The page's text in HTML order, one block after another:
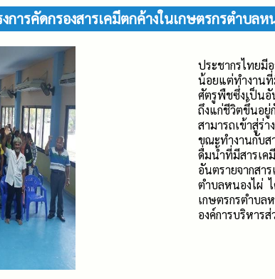
งการคัดกรองสารเคมีตกค้างในเกษตรกรตำบ
ประชากรไทยมี
น้อยแต่ทำงานที่
ศัตรูพืชซึ่งเป็นอั
ถึงแก่ชีวิตขึ้นอยู่
สามารถเข้าสู่ร่
ขณะทำงานกับส
ดื่มน้ำที่มีสารเค
อันตรายจากสา
ตำบลหนองไผ่ ไ
เกษตรกรตำบ
องค์การบริหาร